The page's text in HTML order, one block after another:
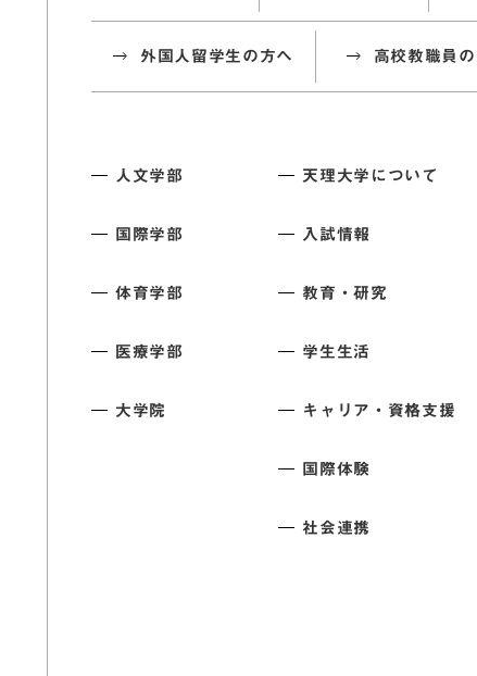
外国人留学生の方へ 高校教職員
人文学部
国際学部
体育学部
医療学部
大学院
天理大学について
入試情報
教育・研究
学生生活
キャリア・資格支援
国際体験
社会連携